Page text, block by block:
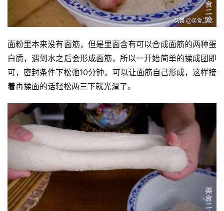
面粉里本来没有面筋，但是里面含有可以合成面筋的两种蛋
白质，遇到水之后会形成面筋，所以一开始简单的揉成团即
可，密封条件下松弛10分钟，可以让面筋自己形成，这样接
着再揉面的话轻松两三下就光滑了。